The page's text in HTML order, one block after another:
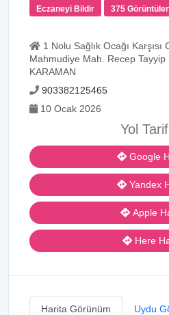
Eczaneyi Bildir 375
1 Nolu Sağlık Ocağı
Mahmudiye Mah. Recep Tayyip
KARAMAN
903382125465
10 Ocak 2026
Yol
Google
Yandex
Apple
Here
Harita Görünüm Uydu